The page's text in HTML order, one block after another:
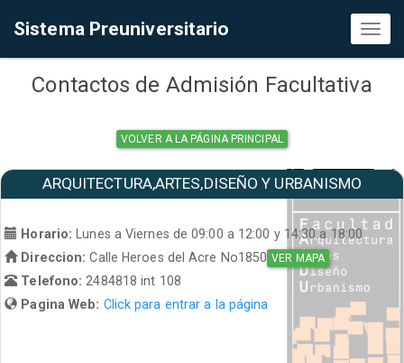
Sistema Preuniversitario
Contactos de Admisión Facultativa
VOLVER A LA PÁGINA PRINCIPAL
ARQUITECTURA,ARTES,DISEÑO Y URBANISMO
Horario:
Lunes a Viernes de 09:00 a 12:00 y 14:30 a 18:00
Direccion: Calle Heroes del Acre No1850 VER MAPA
Telefono: 2484818 int 108
Pagina Web: Click para entrar a la página